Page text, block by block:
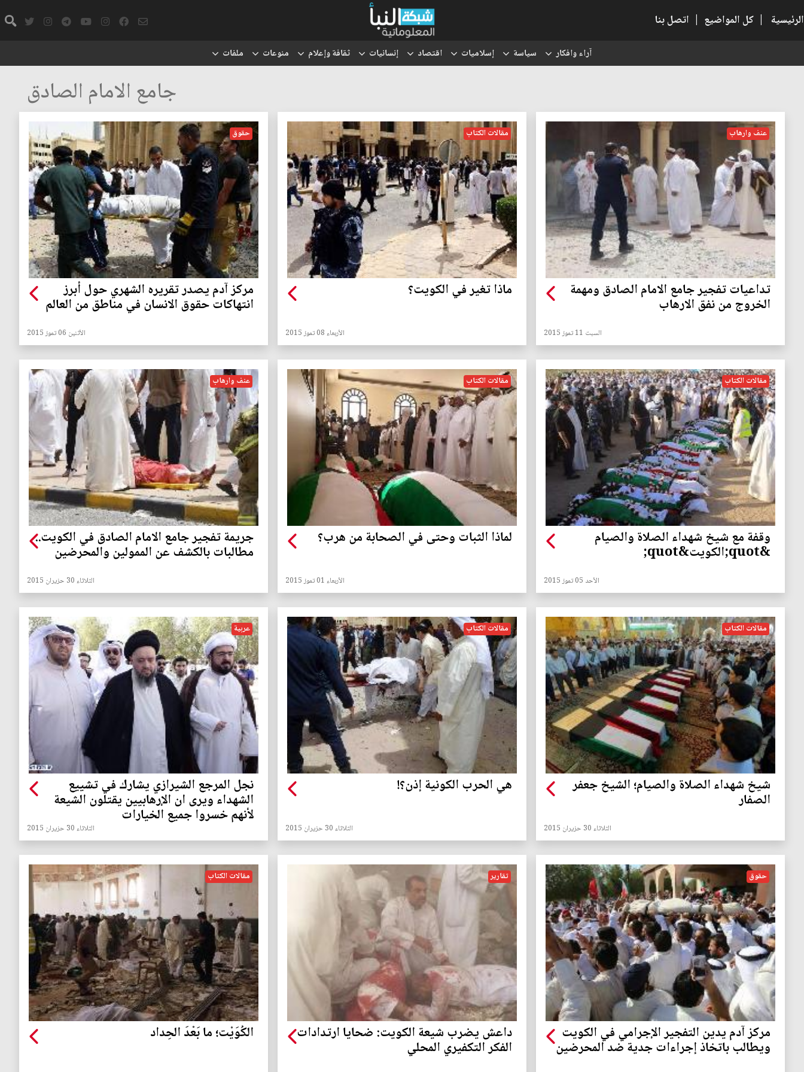
الرئيسية | كل المواضيع | اتصل بنا
آراء وافكار سياسة إسلاميات اقتصاد إنسانيات ثقافة وإعلام منوعات ملفات
جامع الامام الصادق
عنف وارهاب
تداعيات تفجير جامع الامام الصادق ومهمة
الخروج من نفق الارهاب
السبت 11 تموز 2015
مقالات الكتاب
ماذا تغير في الكويت؟
الأربعاء 08 تموز 2015
حقوق
مركز آدم يصدر تقريره الشهري حول أبرز
انتهاكات حقوق الانسان في مناطق من العالم
الأثنين 06 تموز 2015
مقالات الكتاب
وقفة مع شيخ شهداء الصلاة والصيام
&quot;الكويت&quot;
الأحد 05 تموز 2015
مقالات الكتاب
لماذا الثبات وحتى في الصحابة من هرب؟
الأربعاء 01 تموز 2015
عنف وارهاب
جريمة تفجير جامع الامام الصادق في الكويت..
مطالبات بالكشف عن الممولين والمحرضين
الثلاثاء 30 حزيران 2015
مقالات الكتاب
شيخ شهداء الصلاة والصيام؛ الشيخ جعفر
الصفار
الثلاثاء 30 حزيران 2015
مقالات الكتاب
هي الحرب الكونية إذن؟!
الثلاثاء 30 حزيران 2015
عربية
نجل المرجع الشيرازي يشارك في تشييع
الشهداء ويرى ان الإرهابيين يقتلون الشيعة
لأنهم خسروا جميع الخيارات
الثلاثاء 30 حزيران 2015
حقوق
مركز آدم يدين التفجير الإجرامي في الكويت
ويطالب باتخاذ إجراءات جدية ضد المحرضين
تقارير
داعش يضرب شيعة الكويت: ضحايا ارتدادات
الفكر التكفيري المحلي
مقالات الكتاب
الكُوَيْت؛ ما بَعْدَ الحِداد